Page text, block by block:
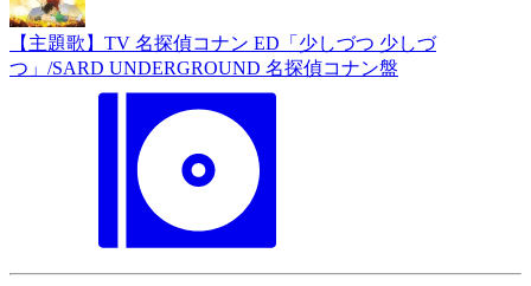
【主題歌】TV 名探偵コナン ED「少しづつ 少しづ
つ」/SARD UNDERGROUND 名探偵コナン盤